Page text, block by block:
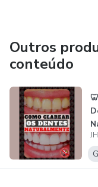
Outros
conteúdo